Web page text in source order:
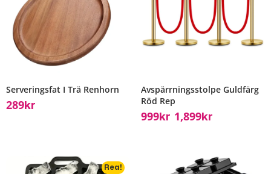
Serveringsfat I Trä Renhorn
289Kr
Avspärrningsstolpe Guldfärg
Röd Rep
999Kr 1,899Kr
Rea!